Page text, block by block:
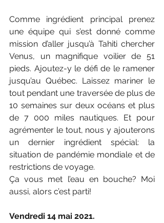
Comme ingrédient principal prenez
une équipe qui s’est donné comme
mission d’aller jusqu’à Tahiti chercher
Venus, un magnifique voilier de 51
pieds. Ajoutez-y le défi de le ramener
jusqu’au Québec. Laissez mariner le
tout pendant une traversée de plus de
10 semaines sur deux océans et plus
de 7 000 miles nautiques. Et pour
agrémenter le tout, nous y ajouterons
un dernier ingrédient spécial: la
situation de pandémie mondiale et de
restrictions de voyage.
Ça vous met l’eau en bouche? Moi
aussi, alors c’est parti!
Vendredi 14 mai 2021.